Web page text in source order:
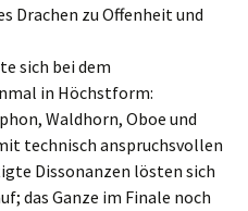
Drachen zu Offenheit und
sich bei dem
in Höchstform:
Waldhorn, Oboe und
technisch anspruchsvollen
Dissonanzen lösten sich
das Ganze im Finale noch